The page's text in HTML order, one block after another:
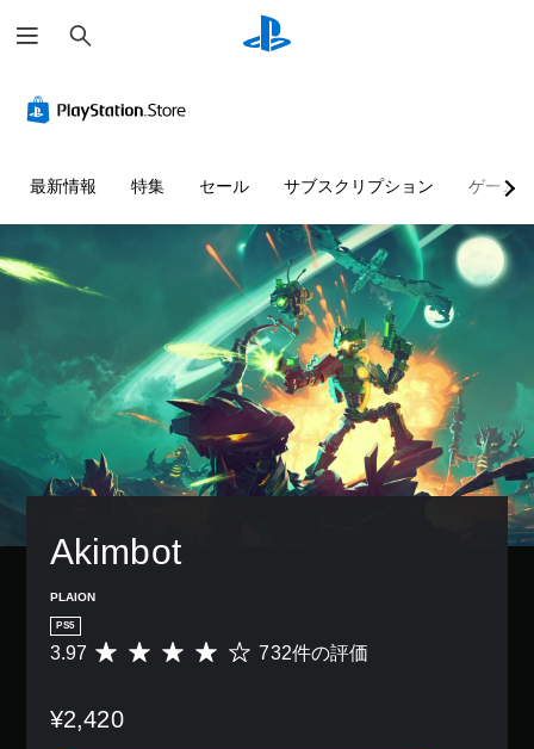
索
最新情報 特集 セール サブスクリプション ゲーム
Akimbot
PLAION
PS5
評
は
3.97 732件の評価
¥2,420